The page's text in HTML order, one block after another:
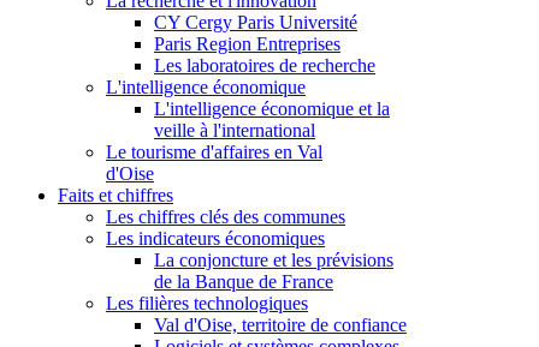
CY Cergy Paris Université
Paris Region Entreprises
Les laboratoires de recherche
L'intelligence économique
L'intelligence économique et la
veille à l'international
Le tourisme d'affaires en Val
d'Oise
Faits et chiffres
Les chiffres clés des communes
Les indicateurs économiques
La conjoncture et les prévisions
de la Banque de France
Les filières technologiques
Val d'Oise, territoire de confiance